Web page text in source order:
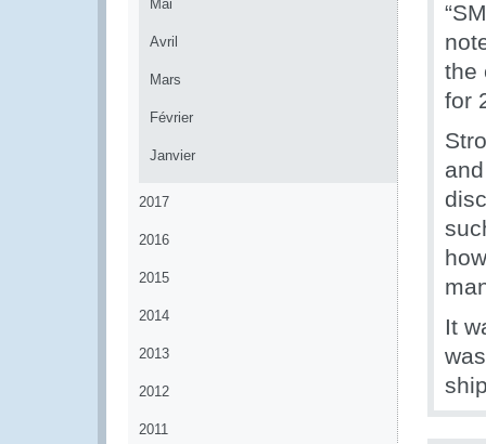
Mai
Avril
Mars
Février
Janvier
2017
2016
2015
2014
2013
2012
2011
the
for
It